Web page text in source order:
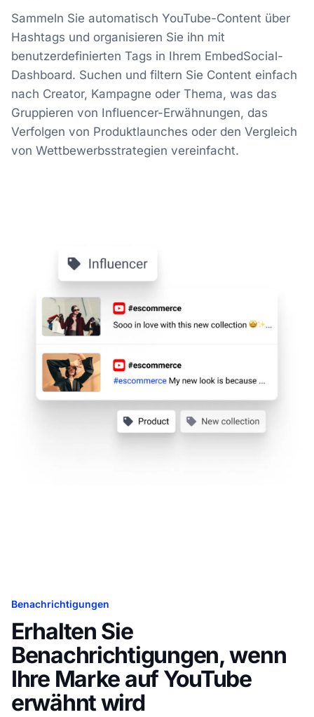
Sammeln Sie automatisch YouTube-Content über
Hashtags und organisieren Sie ihn mit
benutzerdefinierten Tags in Ihrem EmbedSocial-
Dashboard. Suchen und filtern Sie Content einfach
nach Creator, Kampagne oder Thema, was das
Gruppieren von Influencer-Erwähnungen, das
Verfolgen von Produktlaunches oder den Vergleich
von Wettbewerbsstrategien vereinfacht.
Benachrichtigungen
Erhalten Sie
Benachrichtigungen, wenn
Ihre Marke auf YouTube
erwähnt wird